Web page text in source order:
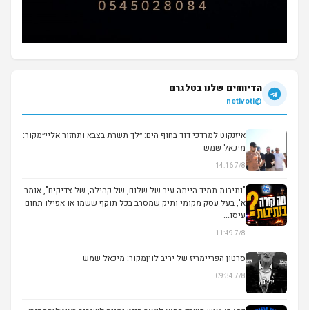
הדיווחים שלנו בטלגרם
@netivoti
איזנקוט למרדכי דוד בחוף הים: ״לך תשרת בצבא ותחזור אליי״מקור:
מיכאל שמש
7/8 14:16
"נתיבות תמיד הייתה עיר של שלום, של קהילה, של צדיקים", אומר
א', בעל עסק מקומי ותיק שמסרב בכל תוקף ששמו או אפילו תחום
עיסו...
7/8 11:49
▶
סרטון הפריימריז של יריב לויןמקור: מיכאל שמש
7/8 09:34